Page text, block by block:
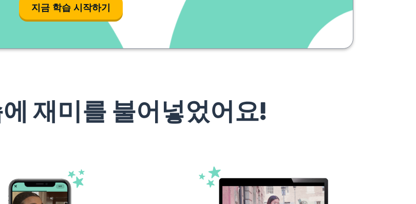
지금 학습 시작하기
재미를 불어넣었어요!